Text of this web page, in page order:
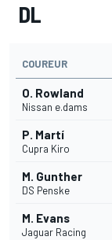
DL
COUREUR
O. Rowland
Nissan e.dams
P. Martí
Cupra Kiro
M. Gunther
DS Penske
M. Evans
Jaguar Racing